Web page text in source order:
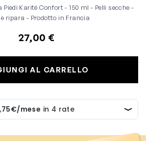
Piedi Karité Confort - 150 ml - Pelli secche -
e ripara - Prodotto in Francia
27,00 €
AL CARRELLO